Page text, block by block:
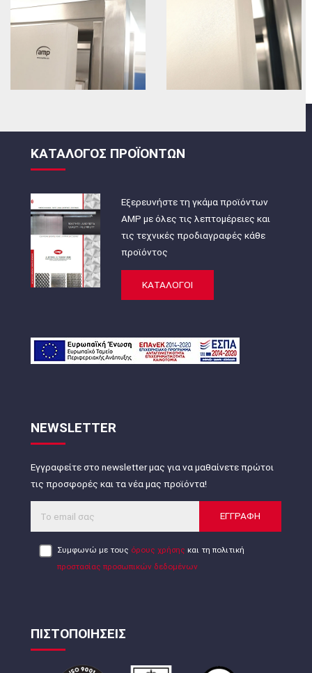
ΚΑΤΑΛΟΓΟΣ ΠΡΟΪΟΝΤΩΝ
Εξερευνήστε τη γκάμα προϊόντων
AMP με όλες τις λεπτομέρειες και
τις τεχνικές προδιαγραφές κάθε
προϊόντος
ΚΑΤΑΛΟΓΟΙ
NEWSLETTER
Εγγραφείτε στο newsletter μας για να μαθαίνετε πρώτοι
τις προσφορές και τα νέα μας προϊόντα!
ΕΓΓΡΑΦΗ
Συμφωνώ με τους όρους χρήσης και τη πολιτική
προστασίας προσωπικών δεδομένων
ΠΙΣΤΟΠΟΙΗΣΕΙΣ